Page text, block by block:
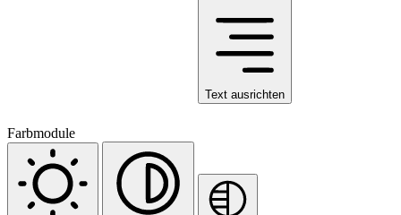
Text ausrichten
Farbmodule